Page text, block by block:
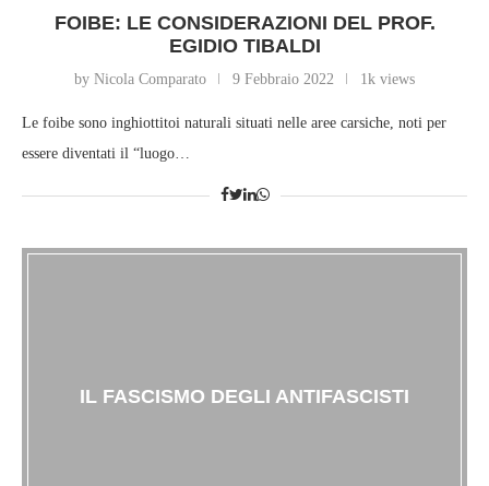
FOIBE: LE CONSIDERAZIONI DEL PROF.
EGIDIO TIBALDI
by Nicola Comparato 9 Febbraio 2022 1k views
Le foibe sono inghiottitoi naturali situati nelle aree carsiche, noti per
essere diventati il “luogo…
IL FASCISMO DEGLI ANTIFASCISTI